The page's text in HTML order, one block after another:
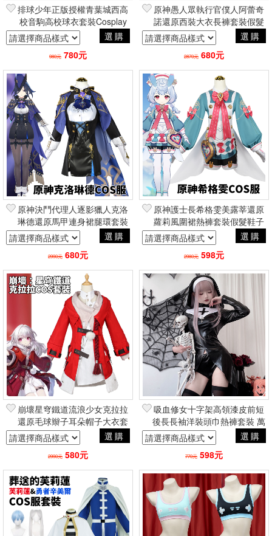
排球少年正版授權青葉城西高
校音駒高校球衣套裝Cosplay
短袖短褲速乾運動服 二次元
動漫周邊潮流
選購
980元 780元
原神愚人眾執行官僕人阿蕾奇
諾還原西裝大衣長褲套裝假髮
鞋子 手遊角色扮演cosplay二
次元動漫
選購
2870元 680元
原神決鬥代理人逐影獵人克洛
琳德還原馬甲連身裙腿環套裝
假髮鞋子 手遊角色扮演
cosplay二次元動漫
選購
2990元 680元
原神護士長希格雯美露莘還原
蘿莉風圍裙熱褲套裝假髮鞋子
手遊角色扮演cosplay二次元動
漫
選購
2980元 598元
崩壞星穹鐵道流浪少女克拉拉
還原毛球辮子耳朵帽子大衣套
裝假髮鞋子 手遊角色扮演
cosplay二次元動漫
選購
2990元 580元
吸血修女十字架高領漆皮前短
後長長袖洋裝頭巾熱褲套裝 萬
聖節情人節性感變裝角色扮演
COSPLAY
選購
770元 598元